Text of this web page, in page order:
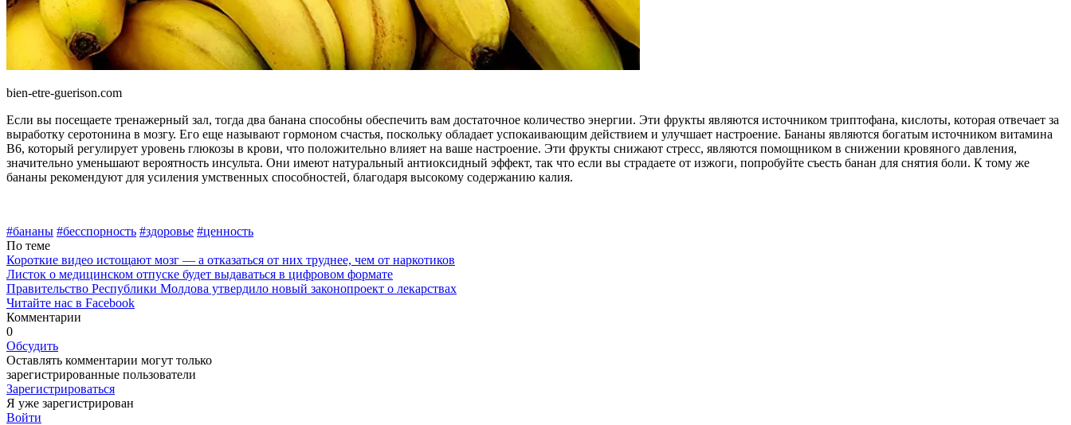
bien-etre-guerison.com
Если вы посещаете тренажерный зал, тогда два банана способны обеспечить вам достаточное количество энер­гии. Эти фрукты являются источником триптофана, кис­лоты, которая отвечает за
выработку серотонина в моз­гу. Его еще называют гормоном счастья, поскольку об­ладает успокаивающим действием и улучшает настрое­ние. Бананы являются богатым источником витамина
B6, который регулирует уровень глюкозы в крови, что поло­жительно влияет на ваше настроение. Эти фрукты снижа­ют стресс, являются помощником в снижении кровяного давления,
значительно уменьшают вероятность инсульта. Они имеют натуральный антиоксидный эффект, так что если вы страдаете от изжоги, попробуйте съесть банан для снятия боли. К тому же
бананы рекомендуют для уси­ления умственных способностей, благодаря высокому со­держанию калия.
#бананы #бесспорность #здоровье #ценность
По теме
Короткие видео истощают мозг — а отказаться от них труднее, чем от наркотиков
Листок о медицинском отпуске будет выдаваться в цифровом формате
Правительство Республики Молдова утвердило новый законопроект о лекарствах
Читайте нас в Facebook
Комментарии
0
Обсудить
Оставлять комментарии могут только
зарегистрированные пользователи
Зарегистрироваться
Я уже зарегистрирован
Войти